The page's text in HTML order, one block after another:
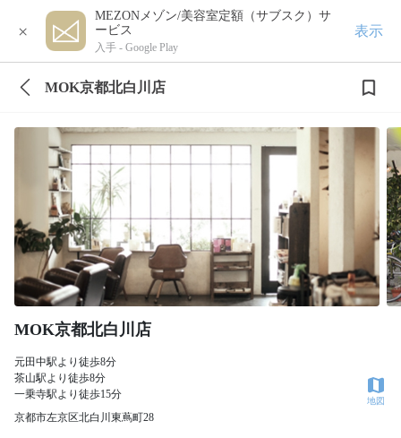
×
MEZONメゾン/美容室定額（サブスク）サ
ービス
入手 - Google Play
表示
MOK京都北白川店
MOK京都北白川店
元田中駅より徒歩8分
茶山駅より徒歩8分
一乗寺駅より徒歩15分
京都市左京区北白川東蔦町28
地図